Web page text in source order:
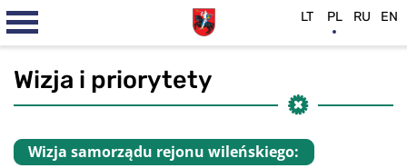
Wizja i priorytety
Wizja samorządu rejonu wileńskiego:
LT PL RU EN